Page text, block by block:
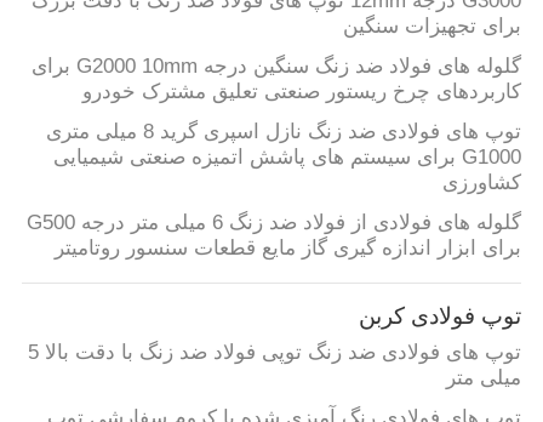
ما
تور
کارخانه
کنترل
کیفیت
ما
برای تجهیزات سنگین
گلوله های فولاد ضد زنگ سنگین درجه G2000 10mm برای
کاربردهای چرخ ریستور صنعتی تعلیق مشترک خودرو
توپ های فولادی ضد زنگ نازل اسپری گرید 8 میلی متری
G1000 برای سیستم های پاشش اتمیزه صنعتی شیمیایی
کشاورزی
گلوله های فولادی از فولاد ضد زنگ 6 میلی متر درجه G500
برای ابزار اندازه گیری گاز مایع قطعات سنسور روتامیتر
توپ فولادی کربن
توپ های فولادی ضد زنگ توپی فولاد ضد زنگ با دقت بالا 5
میلی متر